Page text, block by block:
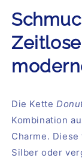
Die Kette
Kombination
Charme.
Silber oder